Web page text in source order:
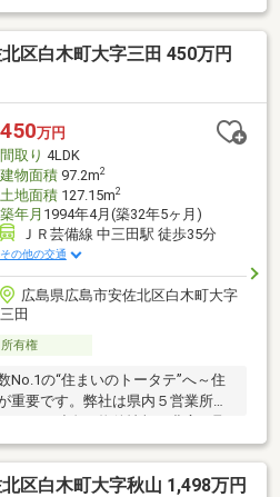
され、引き戸仕様で介護にも配慮
テーションが目の前にあり生活利
ニキッチンがあり、二世帯住宅や
です。南側には約36坪の陽あたり
アクセス性にも優れ、車3台駐車可
す。離れあり
区白木町大字三田 450万円
450万円
間取り 4LDK
建物面積97.2m2
土地面積127.15m2
築年月 1994年4月(築32年5ヶ月)
ＪＲ芸備線 中三田駅 徒歩35分
その他の交通
広島県広島市安佐北区白木町大字
三田
所有権
No.1の“住まいのトータテ”へ～住
重要です。弊社は県内５営業所を
も殆どご紹介可能ですので、他物
どかな場所です ※穏やかなスロ
益物件やセカンドハウスも検討
区白木町大字秋山 1,498万円